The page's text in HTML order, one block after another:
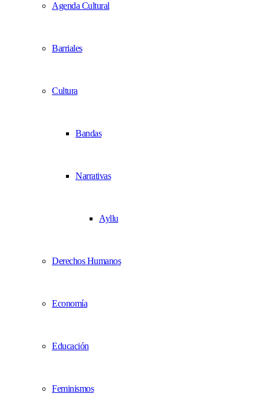
Agenda Cultural
Barriales
Cultura
Bandas
Narrativas
Ayllu
Derechos Humanos
Economía
Educación
Feminismos